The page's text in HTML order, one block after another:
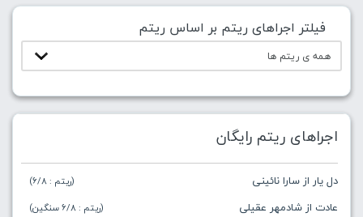
فیلتر اجراهای ریتم بر اساس ریتم
اجراهای ریتم رایگان
دل یار از سارا نائینی (ریتم : 6/8)
عادت از شادمهر عقیلی (ریتم : 6/8 سنگین)